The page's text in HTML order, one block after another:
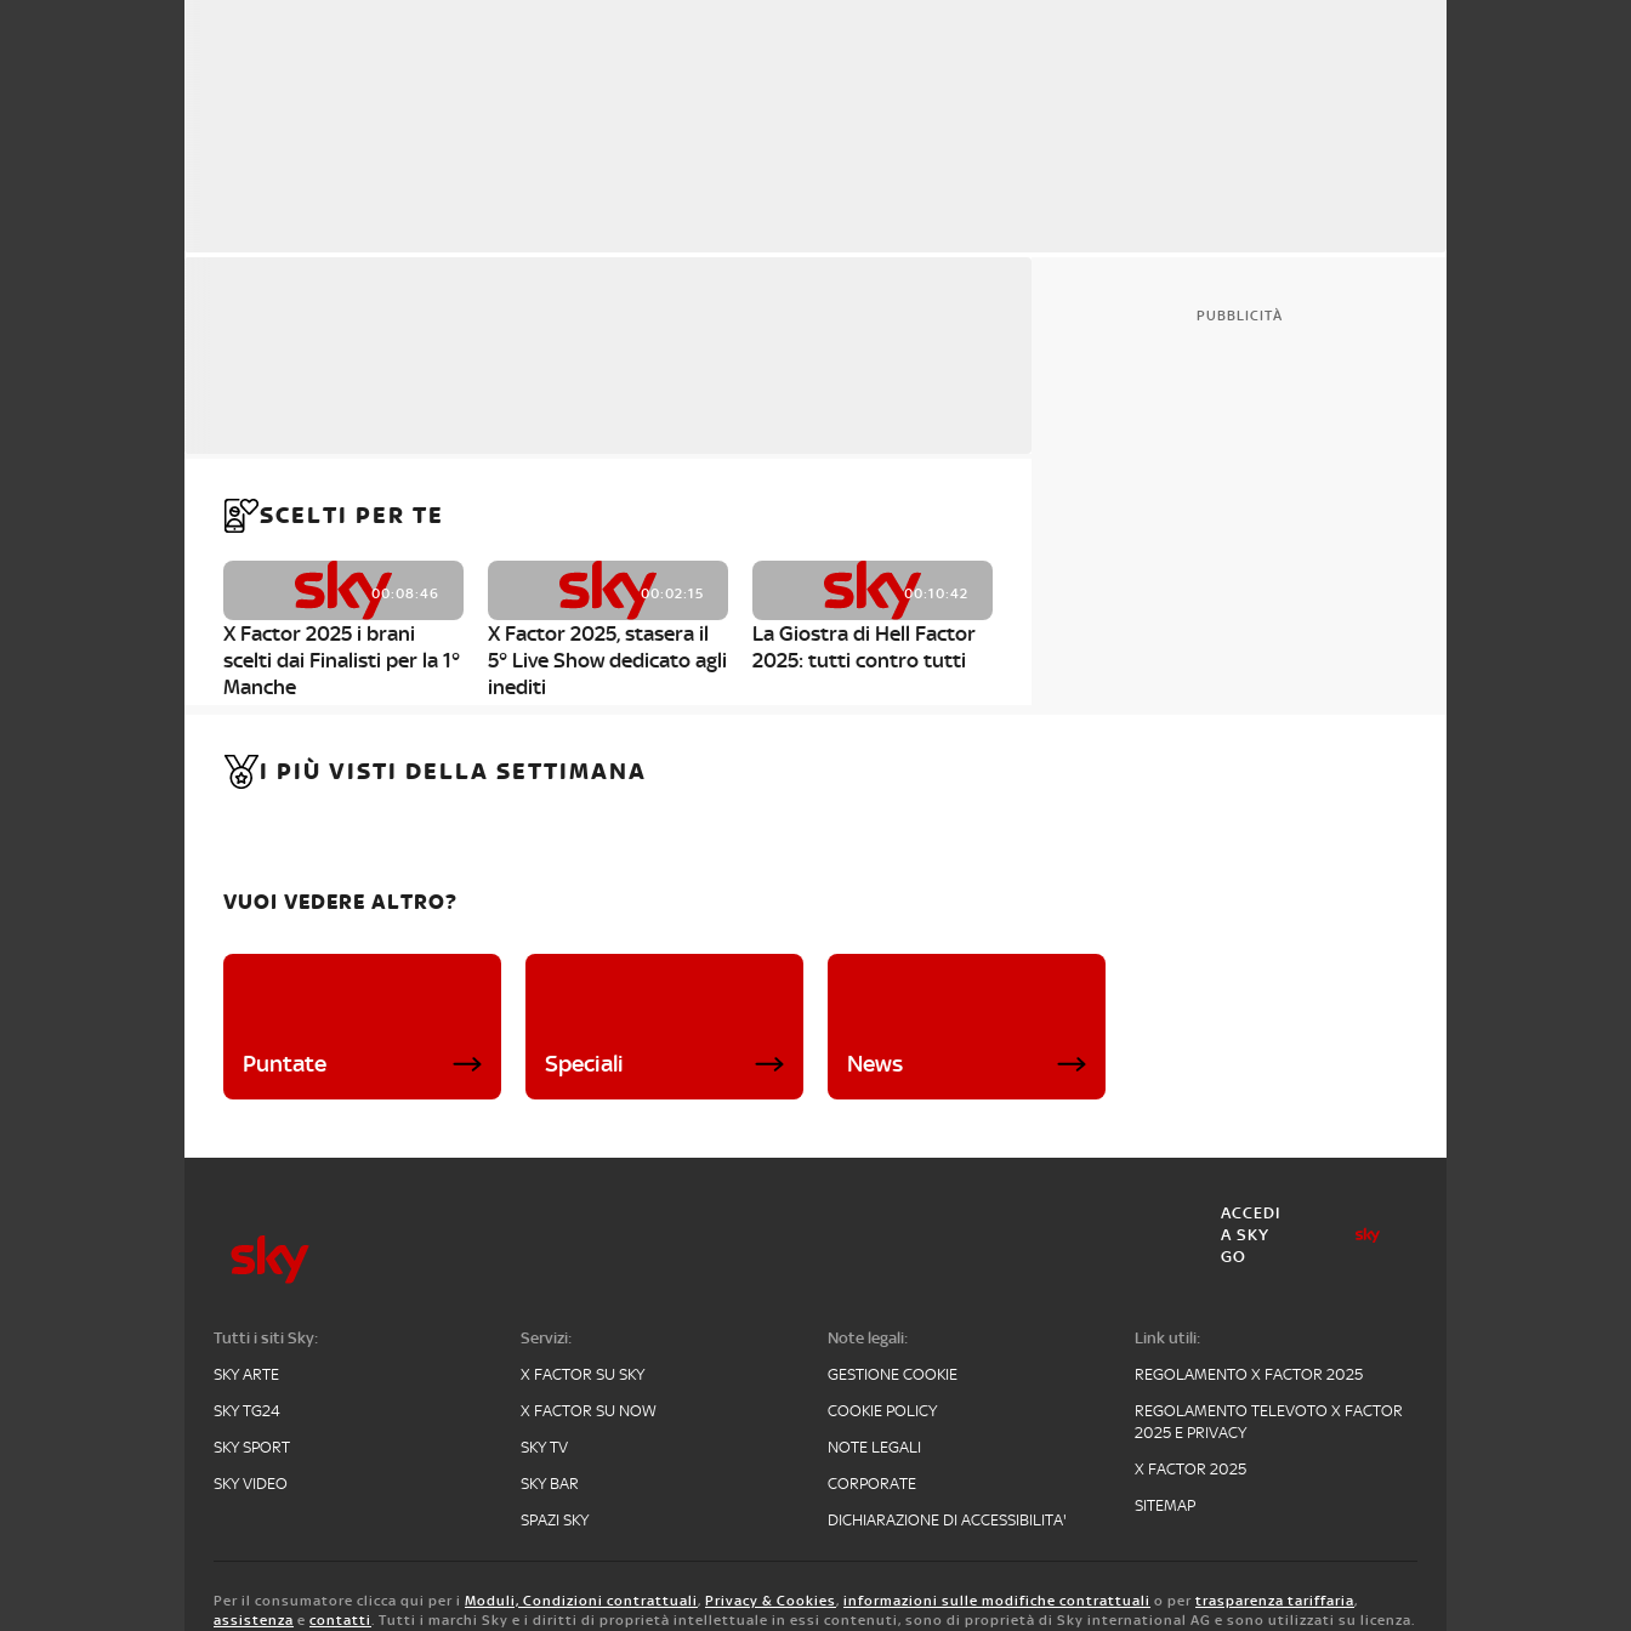
SCELTI PER TE
00:08:46
X Factor 2025 i brani
scelti dai Finalisti per la 1°
Manche
00:02:15
X Factor 2025, stasera il
5° Live Show dedicato agli
inediti
00:10:42
La Giostra di Hell Factor
2025: tutti contro tutti
PUBBLICITÀ
I PIÙ VISTI DELLA SETTIMANA
VUOI VEDERE ALTRO?
Puntate Speciali News
ACCEDI
A SKY
GO
Tutti i siti Sky:
SKY ARTE
SKY TG24
SKY SPORT
SKY VIDEO
Servizi:
X FACTOR SU SKY
X FACTOR SU NOW
SKY TV
SKY BAR
SPAZI SKY
Note legali:
GESTIONE COOKIE
COOKIE POLICY
NOTE LEGALI
CORPORATE
DICHIARAZIONE DI ACCESSIBILITA'
Link utili:
REGOLAMENTO X FACTOR 2025
REGOLAMENTO TELEVOTO X FACTOR
2025 E PRIVACY
X FACTOR 2025
SITEMAP
Per il consumatore clicca qui per i Moduli, Condizioni contrattuali, Privacy & Cookies, informazioni sulle modifiche contrattuali o per trasparenza tariffaria,
assistenza e contatti. Tutti i marchi Sky e i diritti di proprietà intellettuale in essi contenuti, sono di proprietà di Sky international AG e sono utilizzati su licenza.